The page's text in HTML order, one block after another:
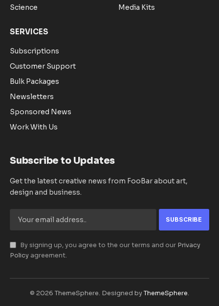
Science
Media Kits
SERVICES
Subscriptions
Customer Support
Bulk Packages
Newsletters
Sponsored News
Work With Us
Subscribe to Updates
Get the latest creative news from FooBar about art,
design and business.
By signing up, you agree to the our terms and our Privacy
Policy agreement.
© 2026 ThemeSphere. Designed byThemeSphere.